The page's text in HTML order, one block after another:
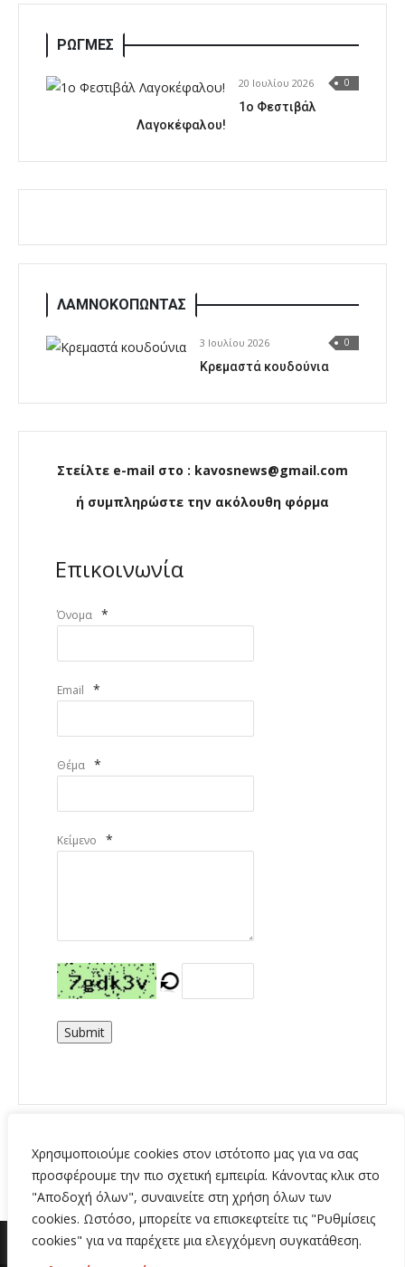
Χρησιμοποιούμε cookies στον ιστότοπο μας για να σας
προσφέρουμε την πιο σχετική εμπειρία. Κάνοντας κλικ στο
"Αποδοχή όλων", συναινείτε στη χρήση όλων των
cookies. Ωστόσο, μπορείτε να επισκεφτείτε τις "Ρυθμίσεις
cookies" για να παρέχετε μια ελεγχόμενη συγκατάθεση.
ΡΩΓΜΕΣ
20 Ιουλίου 2026 0
1o Φεστιβάλ
Λαγοκέφαλου!
ΛΑΜΝΟΚΟΠΩΝΤΑΣ
3 Ιουλίου 2026 0
Κρεμαστά κουδούνια
Στείλτε e-mail στο : kavosnews@gmail.com
ή συμπληρώστε την ακόλουθη φόρμα
Επικοινωνία
Όνομα *
Email *
Θέμα *
Κείμενο *
Submit